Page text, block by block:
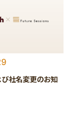
社名変更のお知